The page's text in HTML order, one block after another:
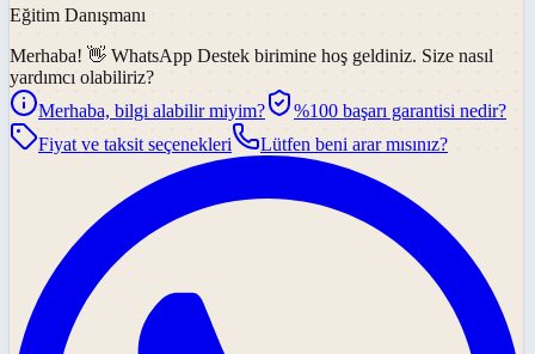
Eğitim Danışmanı
Merhaba! 👋 WhatsApp Destek birimine hoş geldiniz. Size nasıl
yardımcı olabiliriz?
Merhaba, bilgi alabilir miyim?
%100 başarı garantisi nedir?
Fiyat ve taksit seçenekleri
Lütfen beni arar mısınız?